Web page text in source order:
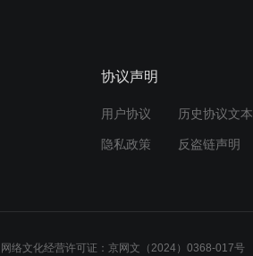
协议声明
用户协议 历史协议文本
隐私政策 反盗链声明
网络文化经营许可证：京网文（2024）0368-017号